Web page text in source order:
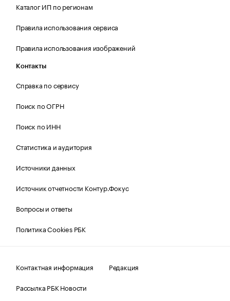
Каталог ИП по регионам
Правила использования сервиса
Правила использования изображений
Контакты
Справка по сервису
Поиск по ОГРН
Поиск по ИНН
Статистика и аудитория
Источники данных
Источник отчетности Контур.Фокус
Вопросы и ответы
Политика Cookies РБК
Контактная информация
Редакция
Рассылка РБК Новости